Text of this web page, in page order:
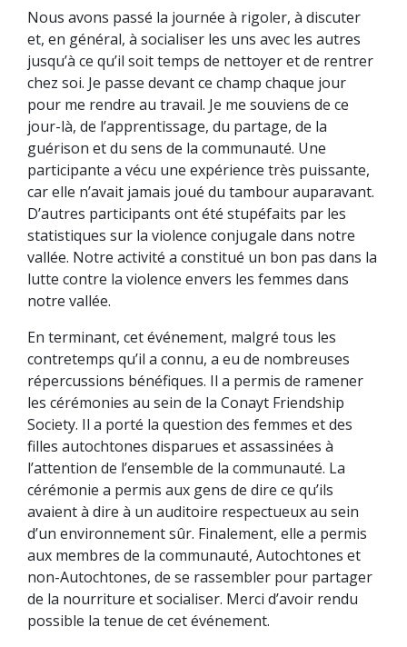
Nous avons passé la journée à rigoler, à discuter
et, en général, à socialiser les uns avec les autres
jusqu’à ce qu’il soit temps de nettoyer et de rentrer
chez soi. Je passe devant ce champ chaque jour
pour me rendre au travail. Je me souviens de ce
jour-là, de l’apprentissage, du partage, de la
guérison et du sens de la communauté. Une
participante a vécu une expérience très puissante,
car elle n’avait jamais joué du tambour auparavant.
D’autres participants ont été stupéfaits par les
statistiques sur la violence conjugale dans notre
vallée. Notre activité a constitué un bon pas dans la
lutte contre la violence envers les femmes dans
notre vallée.
En terminant, cet événement, malgré tous les
contretemps qu’il a connu, a eu de nombreuses
répercussions bénéfiques. Il a permis de ramener
les cérémonies au sein de la Conayt Friendship
Society. Il a porté la question des femmes et des
filles autochtones disparues et assassinées à
l’attention de l’ensemble de la communauté. La
cérémonie a permis aux gens de dire ce qu’ils
avaient à dire à un auditoire respectueux au sein
d’un environnement sûr. Finalement, elle a permis
aux membres de la communauté, Autochtones et
non-Autochtones, de se rassembler pour partager
de la nourriture et socialiser. Merci d’avoir rendu
possible la tenue de cet événement.